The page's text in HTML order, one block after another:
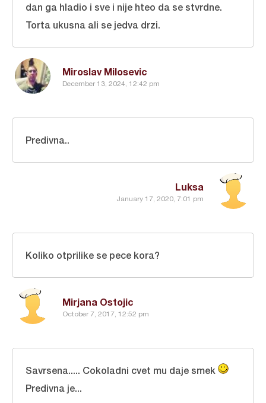
Miroslav Milosevic
December 13, 2024, 12:42 pm
dan ga hladio i sve i nije hteo da se stvrdne.
Torta ukusna ali se jedva drzi.
Luksa
January 17, 2020, 7:01 pm
Predivna..
Mirjana Ostojic
October 7, 2017, 12:52 pm
Koliko otprilike se pece kora?
Savrsena..... Cokoladni cvet mu daje smek
Predivna je...